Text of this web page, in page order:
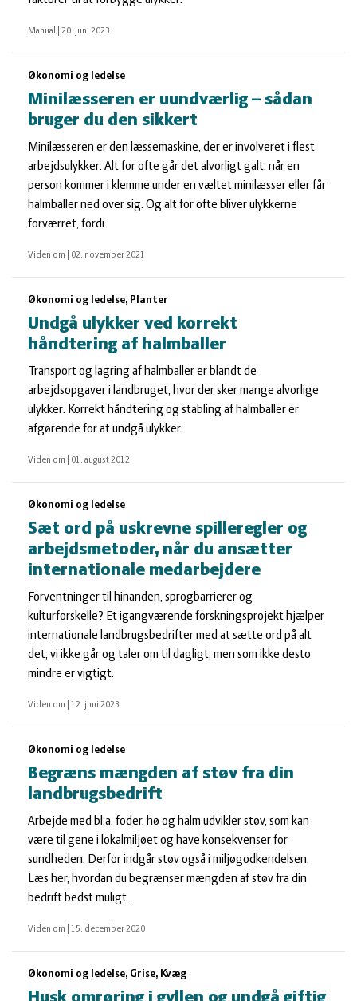
Manual 20. juni 2023
Økonomi og ledelse
Minilæsseren er uundværlig – sådan
bruger du den sikkert
Minilæsseren er den læssemaskine, der er involveret i flest
arbejdsulykker. Alt for ofte går det alvorligt galt, når en
person kommer i klemme under en væltet minilæsser eller får
halmballer ned over sig. Og alt for ofte bliver ulykkerne
forværret, fordi
Viden om 02. november 2021
Økonomi og ledelse, Planter
Undgå ulykker ved korrekt
håndtering af halmballer
Transport og lagring af halmballer er blandt de
arbejdsopgaver i landbruget, hvor der sker mange alvorlige
ulykker. Korrekt håndtering og stabling af halmballer er
afgørende for at undgå ulykker.
Viden om 01. august 2012
Økonomi og ledelse
Sæt ord på uskrevne spilleregler og
arbejdsmetoder, når du ansætter
internationale medarbejdere
Forventninger til hinanden, sprogbarrierer og
kulturforskelle? Et igangværende forskningsprojekt hjælper
internationale landbrugsbedrifter med at sætte ord på alt
det, vi ikke går og taler om til dagligt, men som ikke desto
mindre er vigtigt.
Viden om 12. juni 2023
Økonomi og ledelse
Begræns mængden af støv fra din
landbrugsbedrift
Arbejde med bl.a. foder, hø og halm udvikler støv, som kan
være til gene i lokalmiljøet og have konsekvenser for
sundheden. Derfor indgår støv også i miljøgodkendelsen.
Læs her, hvordan du begrænser mængden af støv fra din
bedrift bedst muligt.
Viden om 15. december 2020
Økonomi og ledelse, Grise, Kvæg